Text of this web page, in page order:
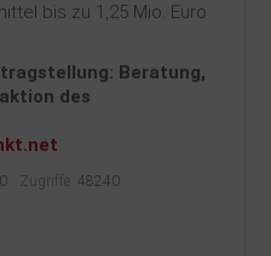
bis zu 1,25 Mio. Euro
Beratung,
des
Zugriffe: 48240